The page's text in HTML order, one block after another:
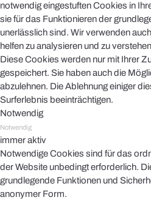
notwendig eingestuften Cookies in
sie für das Funktionieren der
unerlässlich sind. Wir verwenden
helfen zu analysieren und zu
Diese Cookies werden nur mit Ihrer
gespeichert. Sie haben auch die
abzulehnen. Die Ablehnung einiger
Surferlebnis beeinträchtigen.
Notwendig
Notwendig
immer aktiv
Notwendige Cookies sind für das
der Website unbedingt erforderlich.
grundlegende Funktionen und
anonymer Form.